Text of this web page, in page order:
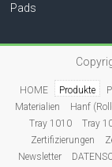
Pads
HOME Produkte
Materialien
Hanf
Tray 1010
Tray
Zertifizierungen
Newsletter